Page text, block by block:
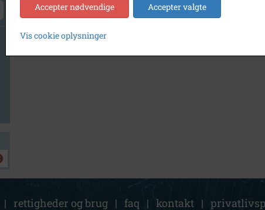
| rettigheder og brug | faq | kontakt |
Accepter nødvendige Accepter valgte
Vis cookie oplysninger